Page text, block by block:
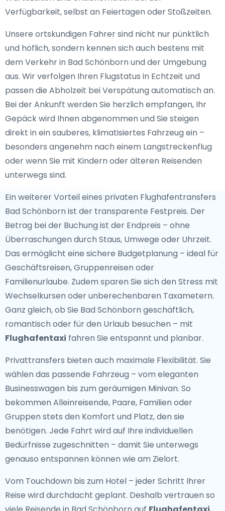
Verfügbarkeit, selbst an Feiertagen oder Stoßzeiten.
Unsere ortskundigen Fahrer sind nicht nur pünktlich
und höflich, sondern kennen sich auch bestens mit
dem Verkehr in Bad Schönborn und der Umgebung
aus. Wir verfolgen Ihren Flugstatus in Echtzeit und
passen die Abholzeit bei Verspätung automatisch an.
Bei der Ankunft werden Sie herzlich empfangen, Ihr
Gepäck wird Ihnen abgenommen und Sie steigen
direkt in ein sauberes, klimatisiertes Fahrzeug ein –
besonders angenehm nach einem Langstreckenflug
oder wenn Sie mit Kindern oder älteren Reisenden
unterwegs sind.
Ein weiterer Vorteil eines privaten Flughafentransfers
Bad Schönborn ist der transparente Festpreis. Der
Betrag bei der Buchung ist der Endpreis – ohne
Überraschungen durch Staus, Umwege oder Uhrzeit.
Das ermöglicht eine sichere Budgetplanung – ideal für
Geschäftsreisen, Gruppenreisen oder
Familienurlaube. Zudem sparen Sie sich den Stress mit
Wechselkursen oder unberechenbaren Taxametern.
Ganz gleich, ob Sie Bad Schönborn geschäftlich,
romantisch oder für den Urlaub besuchen – mit
Flughafentaxi fahren Sie entspannt und planbar.
Privattransfers bieten auch maximale Flexibilität. Sie
wählen das passende Fahrzeug – vom eleganten
Businesswagen bis zum geräumigen Minivan. So
bekommen Alleinreisende, Paare, Familien oder
Gruppen stets den Komfort und Platz, den sie
benötigen. Jede Fahrt wird auf Ihre individuellen
Bedürfnisse zugeschnitten – damit Sie unterwegs
genauso entspannen können wie am Zielort.
Vom Touchdown bis zum Hotel – jeder Schritt Ihrer
Reise wird durchdacht geplant. Deshalb vertrauen so